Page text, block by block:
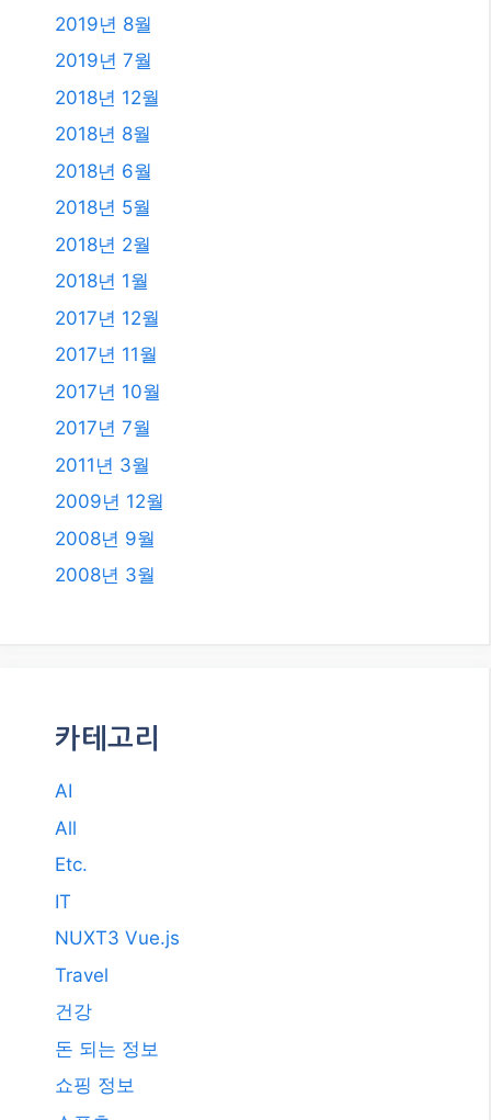
2019년 8월
2019년 7월
2018년 12월
2018년 8월
2018년 6월
2018년 5월
2018년 2월
2018년 1월
2017년 12월
2017년 11월
2017년 10월
2017년 7월
2011년 3월
2009년 12월
2008년 9월
2008년 3월
카테고리
AI
All
Etc.
IT
NUXT3 Vue.js
Travel
건강
돈 되는 정보
쇼핑 정보